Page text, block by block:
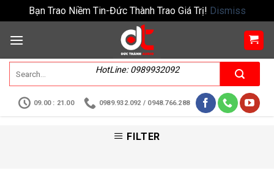
Bạn Trao Niềm Tin-Đức Thành Trao Giá Trị! Dismiss
HotLine: 0989932092
09.00 : 21.00 0989.932.092 / 0948.766.288
FILTER